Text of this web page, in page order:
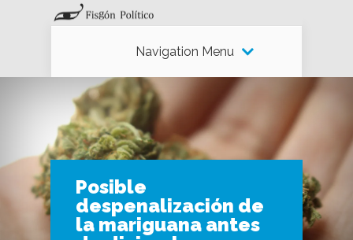
Navigation Menu
Posible
despenalización de
la mariguana antes